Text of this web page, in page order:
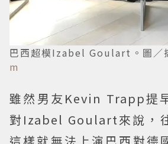
巴西超模Izabel Goulart。圖／
m
雖然男友Kevin Trapp提
對Izabel Goulart來說，